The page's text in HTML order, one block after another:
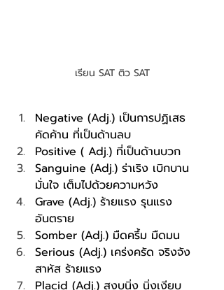
เรียน SAT ติว SAT
Negative (Adj.) เป็นการปฏิเสธ
คัดค้าน ที่เป็นด้านลบ
Positive ( Adj.) ที่เป็นด้านบวก
Sanguine (Adj.) ร่าเริง เบิกบาน
มั่นใจ เต็มไปด้วยความหวัง
Grave (Adj.) ร้ายแรง รุนแรง
อันตราย
Somber (Adj.) มืดครึ้ม มืดมน
Serious (Adj.) เคร่งครัด จริงจัง
สาหัส ร้ายแรง
Placid (Adj.) สงบนิ่ง นิ่งเงียบ